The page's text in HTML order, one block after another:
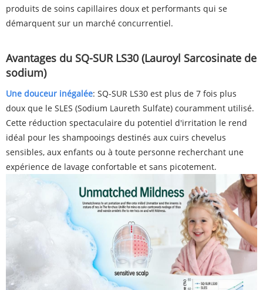
produits de soins capillaires doux et performants qui se
démarquent sur un marché concurrentiel.
Avantages du SQ-SUR LS30 (Lauroyl Sarcosinate de
sodium)
Une douceur inégalée: SQ-SUR LS30 est plus de 7 fois plus
doux que le SLES (Sodium Laureth Sulfate) couramment utilisé.
Cette réduction spectaculaire du potentiel d'irritation le rend
idéal pour les shampooings destinés aux cuirs chevelus
sensibles, aux enfants ou à toute personne recherchant une
expérience de lavage confortable et sans picotement.